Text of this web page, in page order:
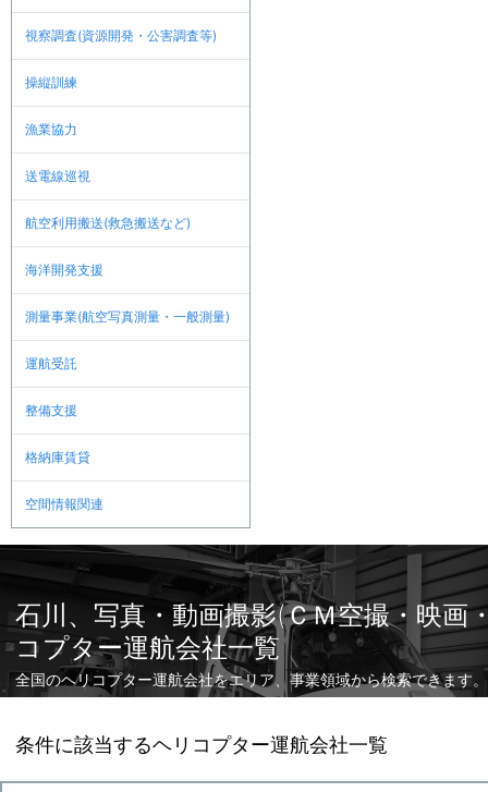
視察調査(資源開発・公害調査等)
操縦訓練
漁業協力
送電線巡視
航空利用搬送(救急搬送など)
海洋開発支援
測量事業(航空写真測量・一般測量)
運航受託
整備支援
格納庫賃貸
空間情報関連
石川、写真・動画撮影(ＣＭ空撮・映画
コプター運航会社一覧
全国のヘリコプター運航会社をエリア、事業領域から検索できます。
条件に該当するヘリコプター運航会社一覧